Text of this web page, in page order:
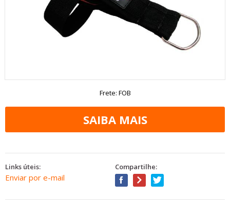
Frete: FOB
Links úteis:
Enviar por e-mail
Compartilhe: